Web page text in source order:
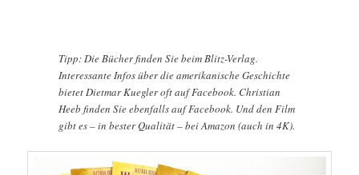
Tipp: Die Bücher finden Sie beim Blitz-Verlag.
Interessante Infos über die amerikanische Geschichte
bietet Dietmar Kuegler oft auf Facebook. Christian
Heeb finden Sie ebenfalls auf Facebook. Und den Film
gibt es – in bester Qualität – bei Amazon (auch in 4K).